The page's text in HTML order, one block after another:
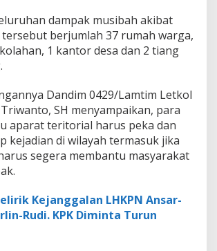
i
n
s
n
t
u
M
a
s
r
a
dampak musibah akibat
berjumlah 37 rumah warga,
1 kantor desa dan 2 tiang
Dandim 0429/Lamtim Letkol
SH menyampaikan, para
aparat teritorial harus peka dan
kejadian di wilayah termasuk jika
segera membantu masyarakat
Kejanggalan LHKPN Ansar-
Rudi. KPK Diminta Turun